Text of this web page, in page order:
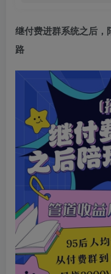
继付费进群系统之后
路